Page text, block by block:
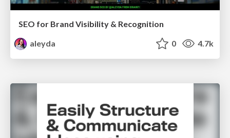
SEO for Brand Visibility & Recognition
aleyda
0 4.7k